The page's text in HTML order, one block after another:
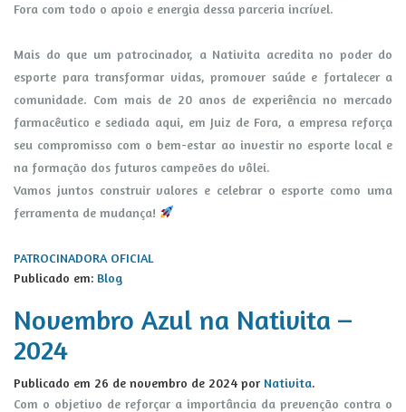
Fora com todo o apoio e energia dessa parceria incrível.
Mais do que um patrocinador, a Nativita acredita no poder do
esporte para transformar vidas, promover saúde e fortalecer a
comunidade. Com mais de 20 anos de experiência no mercado
farmacêutico e sediada aqui, em Juiz de Fora, a empresa reforça
seu compromisso com o bem-estar ao investir no esporte local e
na formação dos futuros campeões do vôlei.
Vamos juntos construir valores e celebrar o esporte como uma
ferramenta de mudança!
PATROCINADORA OFICIAL
Publicado em: Blog
Novembro Azul na Nativita –
2024
Publicado em 26 de novembro de 2024 por Nativita.
Com o objetivo de reforçar a importância da prevenção contra o